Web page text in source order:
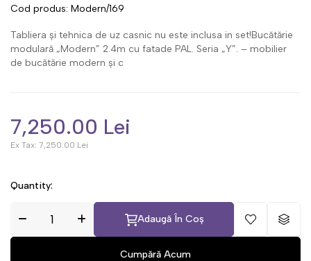
Cod produs: Modern/169
Tabliera și tehnica de uz casnic nu este inclusa in set!Bucătărie
modulară „Modern” 2.4m cu fatade PAL. Seria „Y”. – mobilier
de bucătărie modern și c
7,250.00 Lei
Ex Tax: 7,250.00 Lei
Quantity:
Adaugă În Coș